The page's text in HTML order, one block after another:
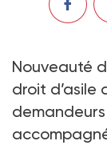
Nouveauté
droit d’asile